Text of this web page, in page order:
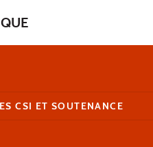
CSI ET SOUTENANCE